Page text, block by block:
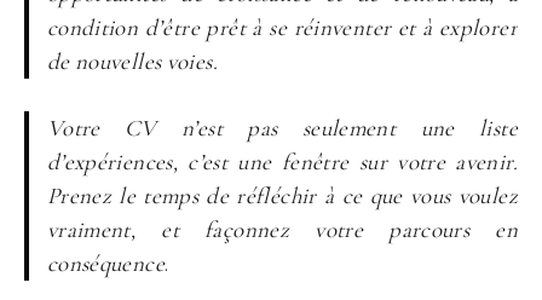
condition d’être prêt à se réinventer et à explorer
de nouvelles voies.
Votre CV n’est pas seulement une liste
d’expériences, c’est une fenêtre sur votre avenir.
Prenez le temps de réfléchir à ce que vous voulez
vraiment, et façonnez votre parcours en
conséquence.